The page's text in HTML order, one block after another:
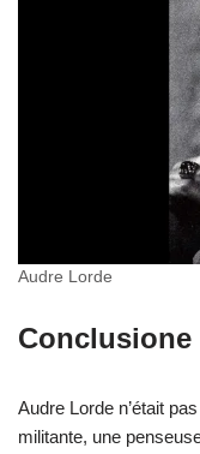
Audre Lorde
Conclusione
Audre Lorde n’était
militante, une